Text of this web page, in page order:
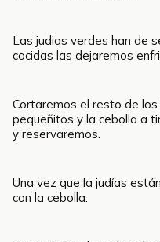
Las judias verdes han de
cocidas las dejaremos
Cortaremos el resto de
pequeñitos y la cebolla a
y reservaremos.
Una vez que la judías
con la cebolla.